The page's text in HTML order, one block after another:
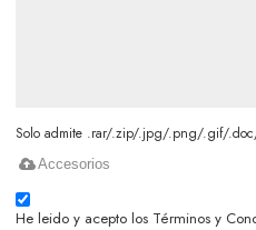
Solo admite .rar/.zip/.jpg/.png/.gif/
Accesorios
He leido y acepto los Términos y